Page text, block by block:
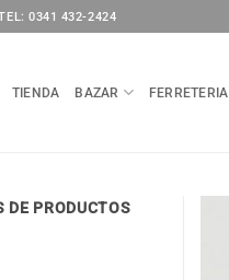
0341 432-2424
TIENDA BAZAR FERRETERIA
DE PRODUCTOS